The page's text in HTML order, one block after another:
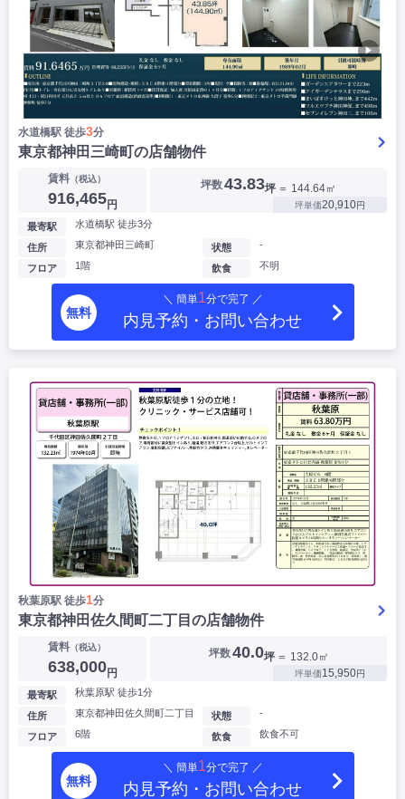
▶
水道橋駅 徒歩3分
東京都神田三崎町の店舗物件
賃料（税込）
916,465円
坪数43.83坪 ＝ 144.64㎡
坪単価20,910円
最寄駅 水道橋駅 徒歩3分
住所 東京都神田三崎町
フロア 1階
状態 -
飲食 不明
無料
＼ 簡単1分で完了 ／
内見予約・お問い合わせ
秋葉原駅 徒歩1分
東京都神田佐久間町二丁目の店舗物件
賃料（税込）
638,000円
坪数40.0坪 ＝ 132.0㎡
坪単価15,950円
最寄駅 秋葉原駅 徒歩1分
住所 東京都神田佐久間町二丁目
フロア 6階
状態 -
飲食 飲食不可
無料
＼ 簡単1分で完了 ／
内見予約・お問い合わせ